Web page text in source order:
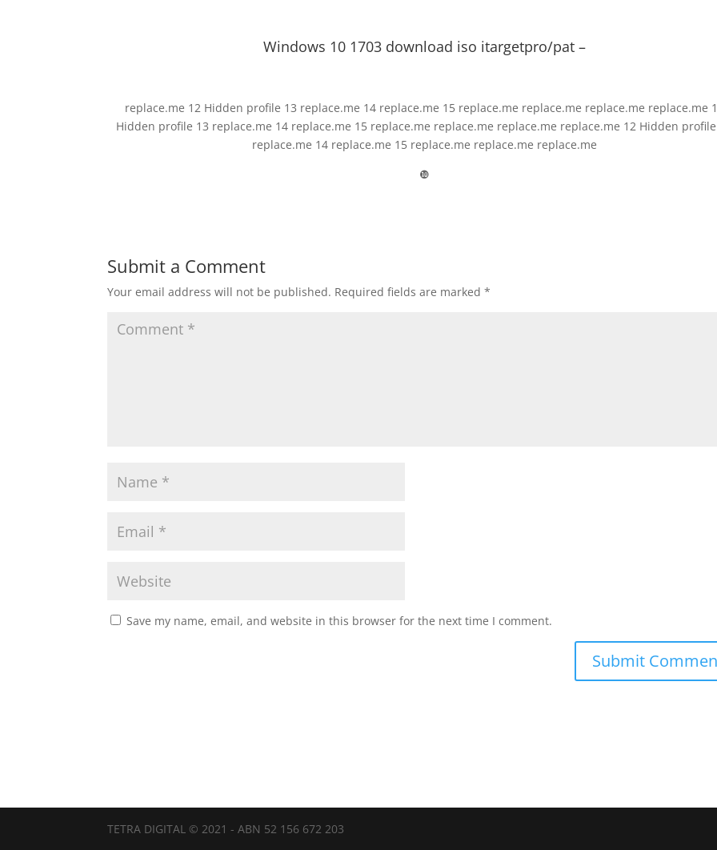
Windows 10 1703 download iso itargetpro/pat –
replace.me 12 Hidden profile 13 replace.me 14 replace.me 15 replace.me replace.me replace.me replace.me
Hidden profile 13 replace.me 14 replace.me 15 replace.me replace.me replace.me replace.me 12 Hidden
replace.me 14 replace.me 15 replace.me replace.me replace.me
❿
Submit a Comment
Your email address will not be published. Required fields are marked*
Save my name, email, and website in this browser for the next time I comment.
TETRA DIGITAL © 2021 - ABN 52 156 672 203